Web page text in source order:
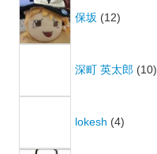
保坂 (12)
深町 英太郎 (10)
lokesh (4)